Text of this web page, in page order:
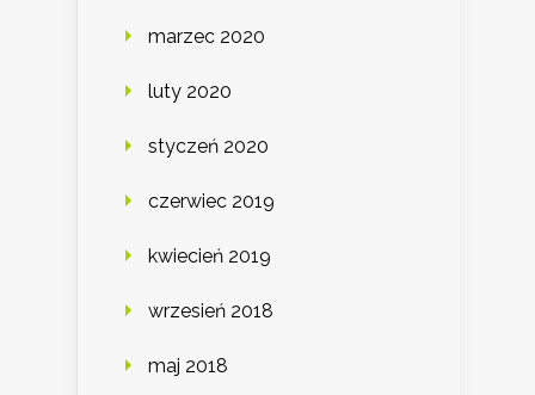
marzec 2020
luty 2020
styczeń 2020
czerwiec 2019
kwiecień 2019
wrzesień 2018
maj 2018